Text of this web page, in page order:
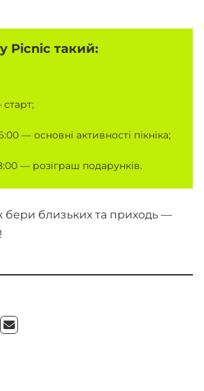
Picnic такий:
— основні активності пікніка;
— розіграш подарунків.
бери близьких та приходь —